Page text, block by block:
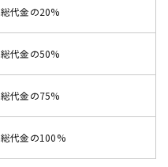
総代金の20%
総代金の50%
総代金の75%
総代金の100%